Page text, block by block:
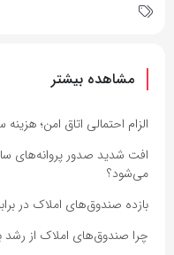
مشاهده بیشتر
الزام احتمالی اتاق امن؛
افت شدید صدور پروانه‌های
می‌شود؟
بازده صندوق‌های املاک در
چرا صندوق‌های املاک از رشد